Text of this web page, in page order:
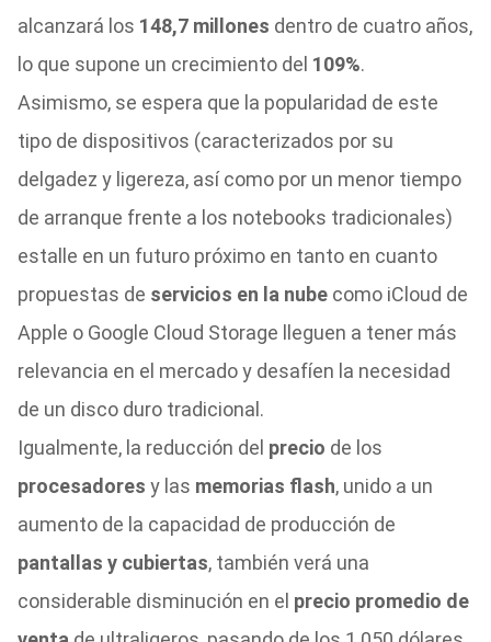
alcanzará los 148,7 millones dentro de cuatro años,
lo que supone un crecimiento del 109%.
Asimismo, se espera que la popularidad de este
tipo de dispositivos (caracterizados por su
delgadez y ligereza, así como por un menor tiempo
de arranque frente a los notebooks tradicionales)
estalle en un futuro próximo en tanto en cuanto
propuestas de servicios en la nubecomo iCloud de
Apple o Google Cloud Storage lleguen a tener más
relevancia en el mercado y desafíen la necesidad
de un disco duro tradicional.
Igualmente, la reducción del precio de los
procesadores y las memorias flash, unido a un
aumento de la capacidad de producción de
pantallas y cubiertas, también verá una
considerable disminución en el precio promedio de